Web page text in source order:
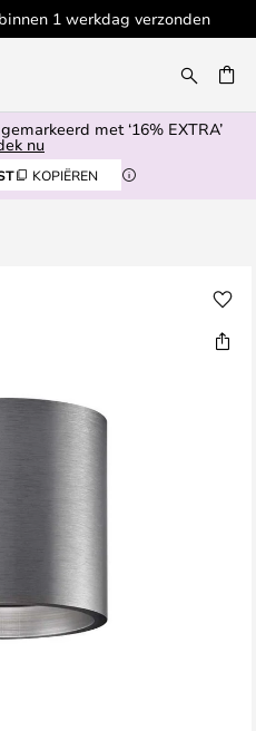
1 werkdag verzonden
met ‘16% EXTRA’
nu
KOPIËREN